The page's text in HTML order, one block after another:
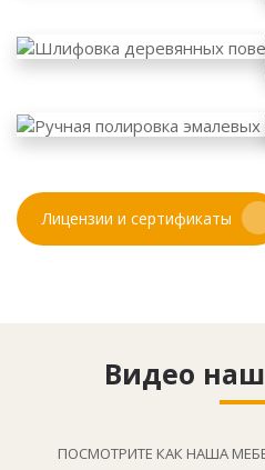
Лицензии и сертификаты
Видео
ПОСМОТРИТЕ КАК НАША